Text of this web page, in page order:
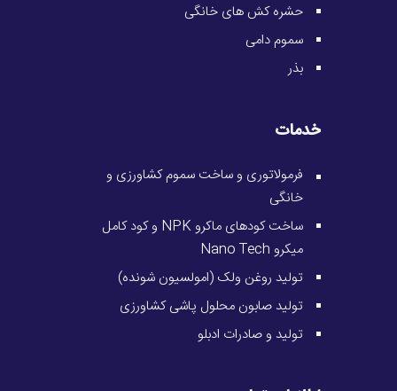
حشره کش های خانگی
سموم دامی
بذر
خدمات
فرمولاتوری و ساخت سموم کشاورزی و
خانگی
ساخت کودهای ماکرو NPK و کود کامل
میکرو Nano Tech
تولید روغن ولک (امولسیون شونده)
تولید صابون محلول پاشی کشاورزی
تولید و صادرات ادبلو